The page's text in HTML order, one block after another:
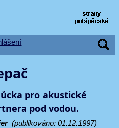
pro akustické
pod vodou.
(publikováno: 01.12.1997)